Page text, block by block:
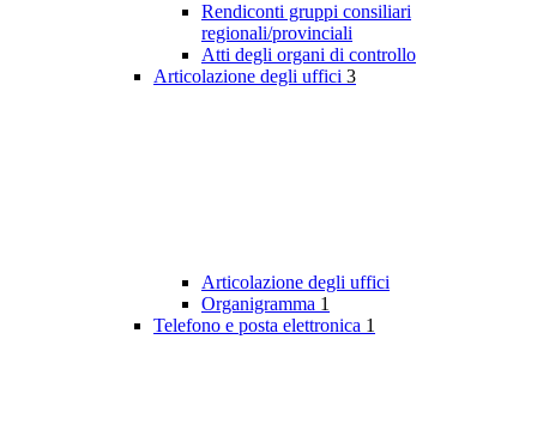
Rendiconti gruppi consiliari
regionali/provinciali
Atti degli organi di controllo
Articolazione degli uffici 3
Articolazione degli uffici
Organigramma 1
Telefono e posta elettronica 1